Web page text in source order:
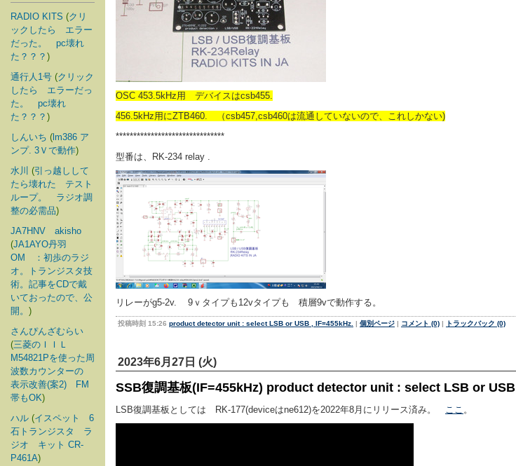
RADIO KITS (クリ
ックしたら エラー
だった。 pc壊れ
た？？？ )
通行人1号 (クリック
したら エラーだっ
た。 pc壊れ
た？？？ )
しんいち ( lm386 ア
ンプ. 3Ｖで動作)
水川 (引っ越しして
たら壊れた テスト
ループ。 ラジオ調
整の必需品)
JA7HNV akisho
(JA1AYO丹羽
OM ：初歩のラジ
オ。トランジスタ技
術。記事をCDで戴
いておったので、公
開。 )
さんぴんざむらい
(三菱のＩＩＬ
M54821Pを使った周
波数カウンターの
表示改善(案2) FM
帯もOK)
ハル (イスペット 6
石トランジスタ ラ
ジオ キット CR-
P461A)
OSC 453.5kHz用 デバイスはcsb455.
456.5kHz用にZTB460. （csb457,csb460は流通していないので、これしかない)
*******************************
型番は、RK-234 relay .
リレーがg5-2v. 9ｖタイプも12vタイプも 積層9vで動作する。
投稿時刻 15:26 product detector unit : select LSB or USB , IF=455kHz. | 個別ページ | コメント (0) | トラックバック (0)
2023年6月27日 (火)
SSB復調基板(IF=455kHz) product detector unit : select LSB or USB
LSB復調基板としては RK-177(deviceはne612)を2022年8月にリリース済み。 ここ 。